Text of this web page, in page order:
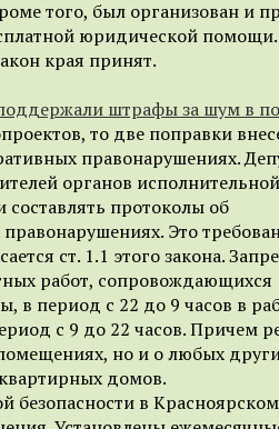
того, был организован и
юридической помощи.
края принят.
штрафы за шум в
то две поправки
правонарушениях.
органов
протоколы об
Это
ст. 1.1 этого закона.
работ, сопровождающихся
в период с 22 до 9 часов в
с 9 до 22 часов. Причем
но и о любых
домов.
безопасности в